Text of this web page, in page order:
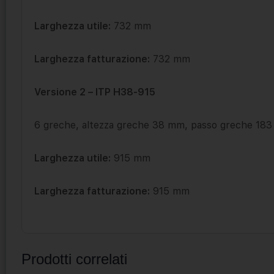
Larghezza utile: 732 mm
Larghezza fatturazione: 732 mm
Versione 2 – ITP H38-915
6 greche, altezza greche 38 mm, passo greche
Larghezza utile: 915 mm
Larghezza fatturazione: 915 mm
Prodotti correlati